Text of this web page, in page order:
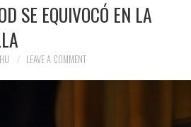
SE EQUIVOCÓ EN LA
LEAVE A COMMENT